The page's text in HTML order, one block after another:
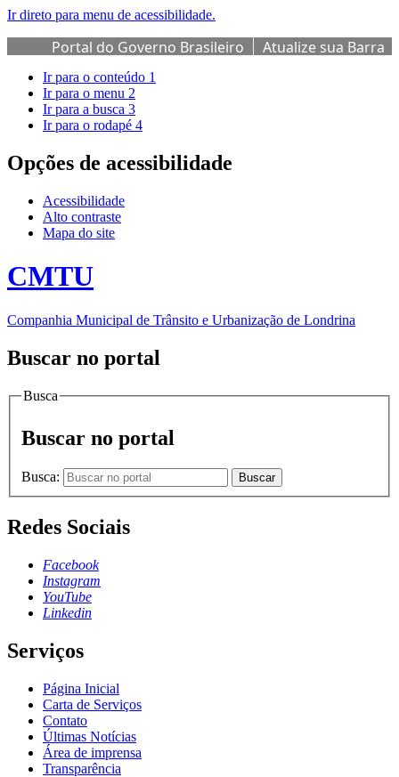
Ir direto para menu de acessibilidade.
Portal do Governo Brasileiro
Atualize sua Barra
de Governo
Ir para o conteúdo 1
Ir para o menu 2
Ir para a busca 3
Ir para o rodapé 4
Opções de acessibilidade
Acessibilidade
Alto contraste
Mapa do site
CMTU
Companhia Municipal de Trânsito e Urbanização de Londrina
Buscar no portal
Busca
Buscar no portal
Busca: Buscar
Redes Sociais
Facebook
Instagram
YouTube
Linkedin
Serviços
Página Inicial
Carta de Serviços
Contato
Últimas Notícias
Área de imprensa
Transparência